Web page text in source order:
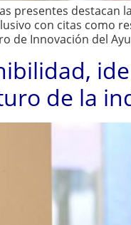
presentes destacan
con citas como
de Innovación del
de la